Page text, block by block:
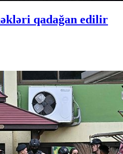
qadağan edilir